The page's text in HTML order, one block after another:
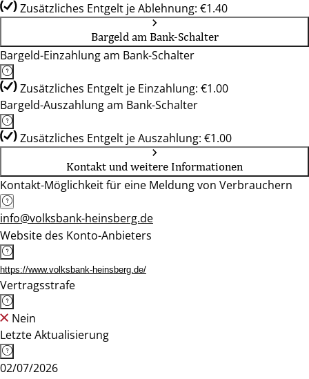
Zusätzliches Entgelt je Ablehnung: €1.40
Bargeld am Bank-Schalter
Bargeld-Einzahlung am Bank-Schalter
Zusätzliches Entgelt je Einzahlung: €1.00
Bargeld-Auszahlung am Bank-Schalter
Zusätzliches Entgelt je Auszahlung: €1.00
Kontakt und weitere Informationen
Kontakt-Möglichkeit für eine Meldung von Verbrauchern
info@volksbank-heinsberg.de
Website des Konto-Anbieters
https://www.volksbank-heinsberg.de/
Vertragsstrafe
Nein
Letzte Aktualisierung
02/07/2026